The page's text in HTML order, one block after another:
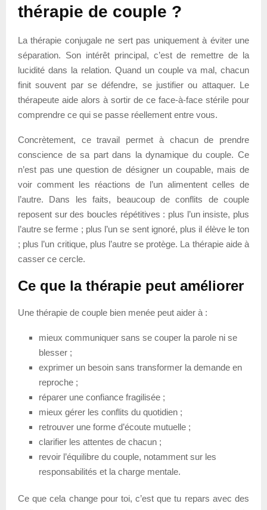
thérapie de couple ?
La thérapie conjugale ne sert pas uniquement à éviter une
séparation. Son intérêt principal, c’est de remettre de la
lucidité dans la relation. Quand un couple va mal, chacun
finit souvent par se défendre, se justifier ou attaquer. Le
thérapeute aide alors à sortir de ce face-à-face stérile pour
comprendre ce qui se passe réellement entre vous.
Concrètement, ce travail permet à chacun de prendre
conscience de sa part dans la dynamique du couple. Ce
n’est pas une question de désigner un coupable, mais de
voir comment les réactions de l’un alimentent celles de
l’autre. Dans les faits, beaucoup de conflits de couple
reposent sur des boucles répétitives : plus l’un insiste, plus
l’autre se ferme ; plus l’un se sent ignoré, plus il élève le ton
; plus l’un critique, plus l’autre se protège. La thérapie aide à
casser ce cercle.
Ce que la thérapie peut améliorer
Une thérapie de couple bien menée peut aider à :
mieux communiquer sans se couper la parole ni se
blesser ;
exprimer un besoin sans transformer la demande en
reproche ;
réparer une confiance fragilisée ;
mieux gérer les conflits du quotidien ;
retrouver une forme d’écoute mutuelle ;
clarifier les attentes de chacun ;
revoir l’équilibre du couple, notamment sur les
responsabilités et la charge mentale.
Ce que cela change pour toi, c’est que tu repars avec des